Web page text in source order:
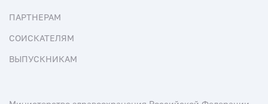
ПАРТНЕРАМ
СОИСКАТЕЛЯМ
ВЫПУСКНИКАМ